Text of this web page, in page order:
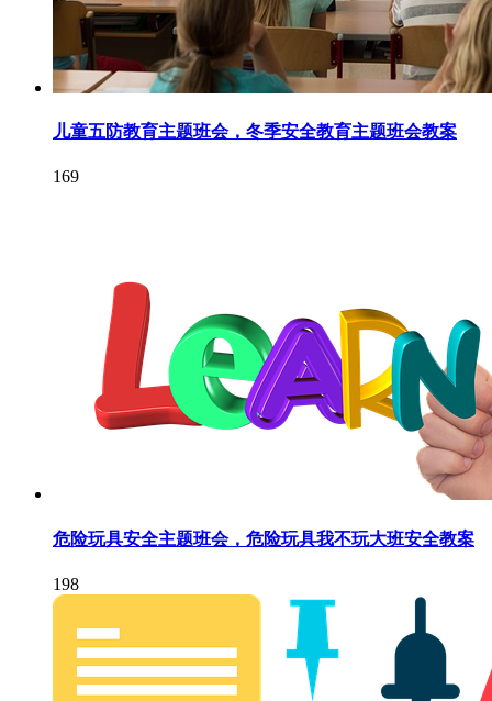
儿童五防教育主题班会，冬季安全教育主题班会教案
169
危险玩具安全主题班会，危险玩具我不玩大班安全教案
198